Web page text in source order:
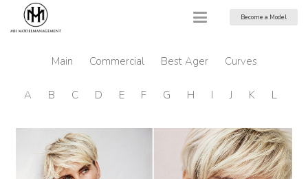
Become a Model
Main Commercial Best Ager Curves
A B C D E F G H I J K L